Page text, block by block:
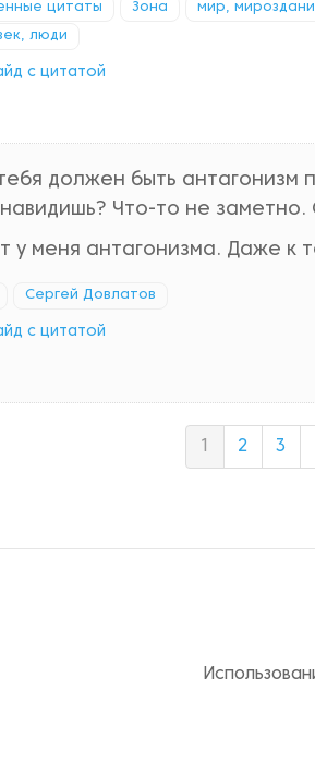
цитаты Зона мир,
люди
с цитатой
должен быть антагонизм
Что-то не
у меня антагонизма. Даже к
Сергей Довлатов
с цитатой
2 3